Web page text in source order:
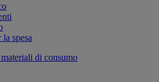
la spesa
di consumo